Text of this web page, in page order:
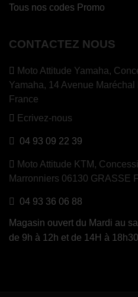
Tous nos codes Promo
CONTACTEZ NOUS
Moto Attitude Yamaha,
Yamaha, 14 Avenue
France
Ecrivez-nous
04 93 09 22 39
Moto Attitude KTM,
Marronniers 06130 GRASSE
04 93 36 06 88
Magasin ouvert du Mardi au
de 9h à 12h et de 14H à 18h30